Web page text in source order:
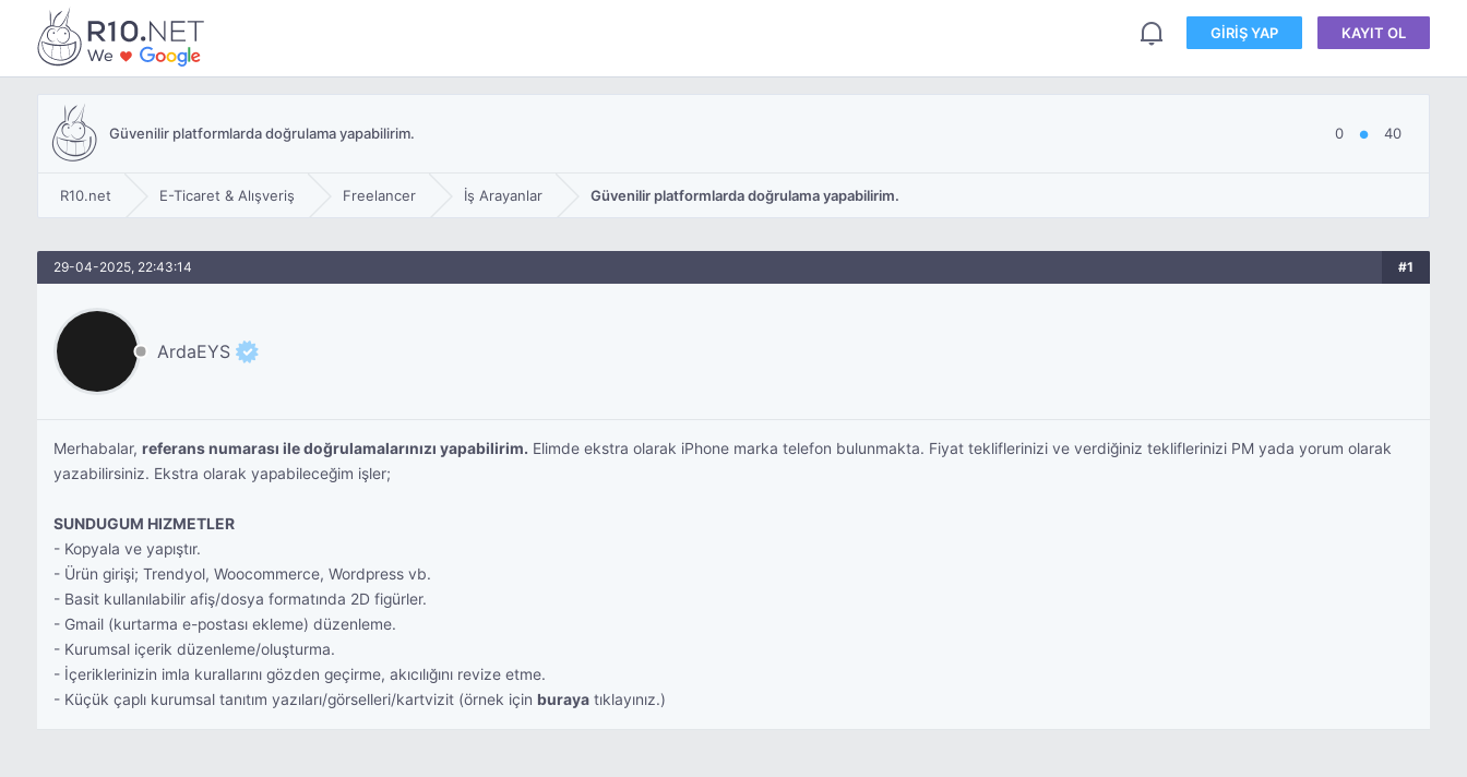
GIRIŞ YAP KAYIT OL
Güvenilir platformlarda doğrulama yapabilirim. 0 ● 40
R10.net E-Ticaret & Alışveriş Freelancer İş Arayanlar Güvenilir platformlarda doğrulama yapabilirim.
29-04-2025, 22:43:14 #1
ArdaEYS
Merhabalar, referans numarası ile doğrulamalarınızı yapabilirim. Elimde ekstra olarak iPhone marka telefon bulunmakta. Fiyat tekliflerinizi ve verdiğiniz tekliflerinizi PM yada yorum olarak
yazabilirsiniz. Ekstra olarak yapabileceğim işler;
SUNDUGUM HIZMETLER
- Kopyala ve yapıştır.
- Ürün girişi; Trendyol, Woocommerce, Wordpress vb.
- Basit kullanılabilir afiş/dosya formatında 2D figürler.
- Gmail (kurtarma e-postası ekleme) düzenleme.
- Kurumsal içerik düzenleme/oluşturma.
- İçeriklerinizin imla kurallarını gözden geçirme, akıcılığını revize etme.
- Küçük çaplı kurumsal tanıtım yazıları/görselleri/kartvizit (örnek için burayatıklayınız.)